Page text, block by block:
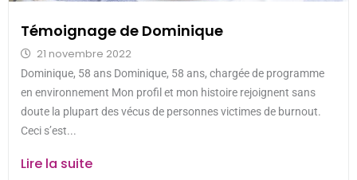
Témoignage de Dominique
21 novembre 2022
Dominique, 58 ans Dominique, 58 ans, chargée de programme
en environnement Mon profil et mon histoire rejoignent sans
doute la plupart des vécus de personnes victimes de burnout.
Ceci s’est...
Lire la suite